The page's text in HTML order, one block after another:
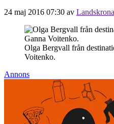
24 maj 2016 07:30 av
Olga Bergvall från
Voitenko.
Annons